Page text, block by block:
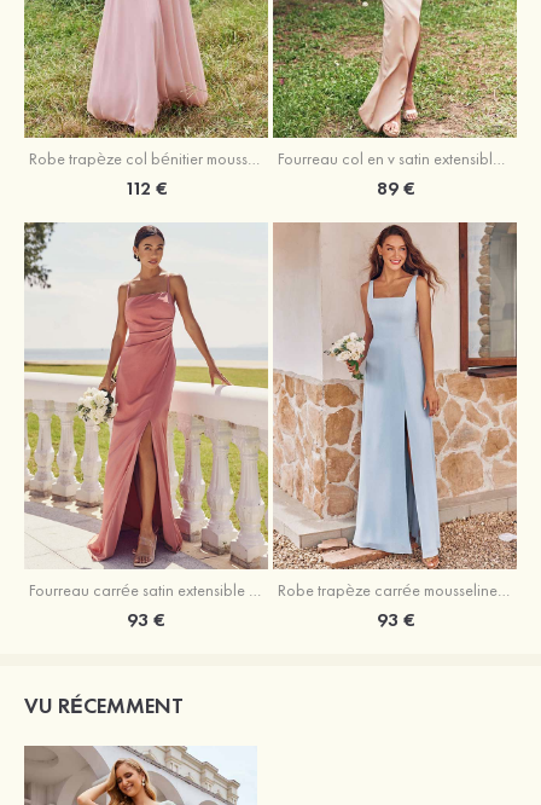
Robe trapèze col bénitier mousseline ras du sol robe de demoiselle d'honneur
112 €
Fourreau col en v satin extensible asymétrique robe de demoiselle d'honneur
89 €
93 € 93 €
VU RÉCEMMENT